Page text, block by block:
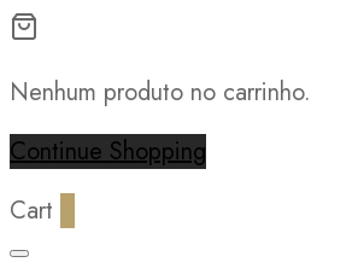
Nenhum produto no carrinho.
Continue Shopping
Cart